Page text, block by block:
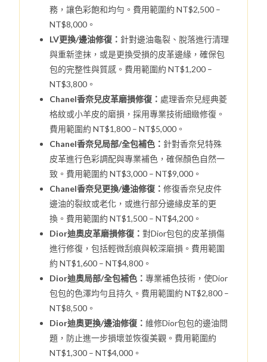
務，讓色彩飽和均勻。費用範圍約 NT$2,500 –
NT$8,000。
LV更換/邊油修復： 針對邊油龜裂、脫落進行清理
與重新塗抹，或是更換受損的皮革邊緣，確保包
包的完整性與質感。費用範圍約 NT$1,200 –
NT$3,800。
Chanel香奈兒皮革磨損修復： 處理香奈兒經典菱
格紋或小羊皮的磨損，採用專業技術細緻修復。
費用範圍約 NT$1,800 – NT$5,000。
Chanel香奈兒局部/全包補色： 針對香奈兒特殊
皮革進行色彩調配與專業補色，確保顏色自然一
致。費用範圍約 NT$3,000 – NT$9,000。
Chanel香奈兒更換/邊油修復：修復香奈兒皮件
邊油的裂紋或老化，或進行部分邊緣皮革的更
換。費用範圍約 NT$1,500 – NT$4,200。
Dior迪奧皮革磨損修復：對Dior包包的皮革損傷
進行修復，包括輕微刮痕與較深磨損。費用範圍
約 NT$1,600 – NT$4,800。
Dior迪奧局部/全包補色：專業補色技術，使Dior
包包的色澤均勻且持久。費用範圍約 NT$2,800 –
NT$8,500。
Dior迪奧更換/邊油修復：維修Dior包包的邊油問
題，防止進一步損壞並恢復美觀。費用範圍約
NT$1,300 – NT$4,000。